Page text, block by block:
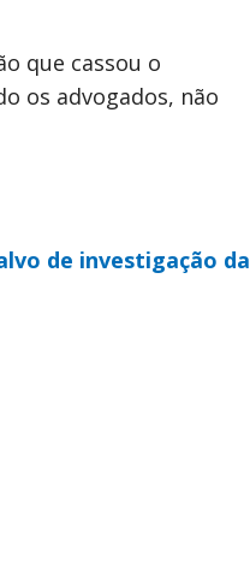
que cassou o
os advogados, não
de investigação da